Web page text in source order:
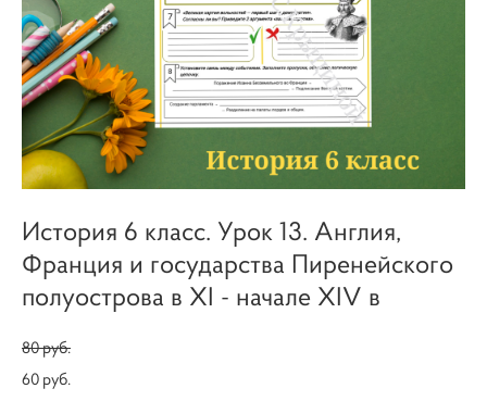
История 6 класс. Урок 13. Англия,
Франция и государства Пиренейского
полуострова в XI - начале XIV в
80 pуб.
60 pуб.